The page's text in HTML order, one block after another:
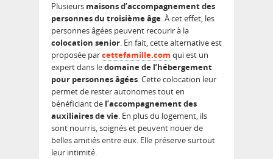
Plusieurs maisons d’accompagnement des
personnes du troisième âge. À cet effet, les
personnes âgées peuvent recourir à la
colocation senior. En fait, cette alternative est
proposée parcettefamille.com qui est un
expert dans ledomaine de l’hébergement
pour personnes âgées. Cette colocation leur
permet de rester autonomes tout en
bénéficiant de l’accompagnement des
auxiliaires de vie. En plus du logement, ils
sont nourris, soignés et peuvent nouer de
belles amitiés entre eux. Elle préserve surtout
leur intimité.